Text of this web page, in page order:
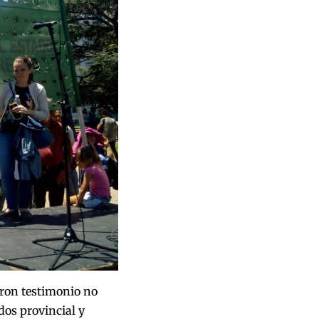
testimonio no
provincial y